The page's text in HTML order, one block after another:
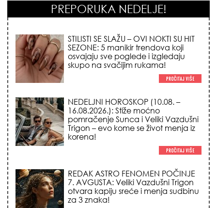
PREPORUKA NEDELJE!
STILISTI SE SLAŽU – OVI NOKTI SU HIT
SEZONE: 5 manikir trendova koji
osvajaju sve poglede i izgledaju
skupo na svačijim rukama!
NEDELJNI HOROSKOP (10.08. –
16.08.2026.): Stiže moćno
pomračenje Sunca i Veliki Vazdušni
Trigon – evo kome se život menja iz
korena!
REDAK ASTRO FENOMEN POČINJE
7. AVGUSTA: Veliki Vazdušni Trigon
otvara kapiju sreće i menja sudbinu
za 3 znaka!